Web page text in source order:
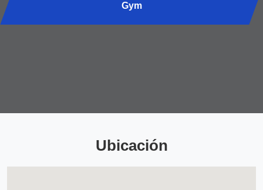
Gym
Ubicación